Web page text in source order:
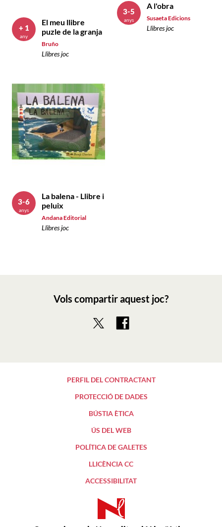
El meu llibre
puzle de la granja
Bruño
Llibres joc
+ 1
any
A l'obra
Susaeta Edicions
Llibres joc
3-5
anys
La balena - Llibre i
peluix
Andana Editorial
Llibres joc
3-6
anys
Vols compartir aquest joc?
PERFIL DEL CONTRACTANT
PROTECCIÓ DE DADES
BÚSTIA ÈTICA
ÚS DEL WEB
POLÍTICA DE GALETES
LLICÈNCIA CC
ACCESSIBILITAT